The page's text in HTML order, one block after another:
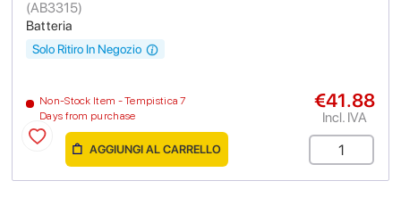
Batteria
(AB3315)
Non-Stock Item - Tempistica 7
Days from purchase
Solo Ritiro In Negozio
€41.88
Incl. IVA
AGGIUNGI AL CARRELLO